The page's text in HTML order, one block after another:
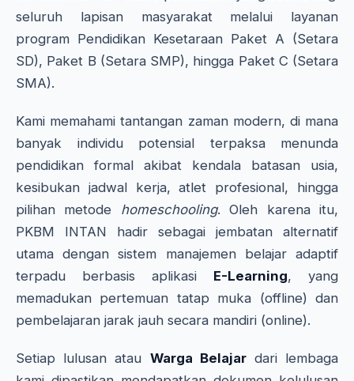
seluruh lapisan masyarakat melalui layanan
program Pendidikan Kesetaraan Paket A (Setara
SD), Paket B (Setara SMP), hingga Paket C (Setara
SMA).
Kami memahami tantangan zaman modern, di mana
banyak individu potensial terpaksa menunda
pendidikan formal akibat kendala batasan usia,
kesibukan jadwal kerja, atlet profesional, hingga
pilihan metode homeschooling. Oleh karena itu,
PKBM INTAN hadir sebagai jembatan alternatif
utama dengan sistem manajemen belajar adaptif
terpadu berbasis aplikasi E-Learning, yang
memadukan pertemuan tatap muka (offline) dan
pembelajaran jarak jauh secara mandiri (online).
Setiap lulusan atau Warga Belajardari lembaga